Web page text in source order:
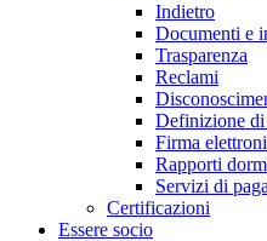
Indietro
Documenti e
Trasparenza
Reclami
Definizione
Firma
Rapporti
Servizi di
Certificazioni
Essere socio